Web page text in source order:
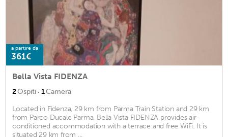
a partire da
361€
Bella Vista FIDENZA
2Ospiti · 1Camera
Located in Fidenza, 29 km from Parma Train Station and 29 km
from Parco Ducale Parma, Bella Vista FIDENZA provides air-
conditioned accommodation with a terrace and free WiFi. It is
situated 29 km from ...